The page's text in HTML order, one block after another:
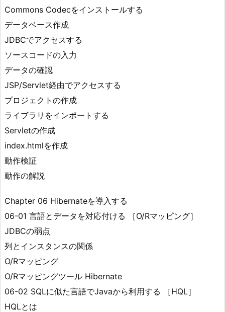
Commons Codecをインストールする
データベース作成
JDBCでアクセスする
ソースコードの入力
データの確認
JSP/Servlet経由でアクセスする
プロジェクトの作成
ライブラリをインポートする
Servletの作成
index.htmlを作成
動作検証
動作の解説
Chapter 06 Hibernateを導入する
06-01 言語とデータを対応付ける ［O/Rマッピング］
JDBCの弱点
列とインスタンスの関係
O/Rマッピング
O/Rマッピングツール Hibernate
06-02 SQLに似た言語でJavaから利用する ［HQL］
HQLとは